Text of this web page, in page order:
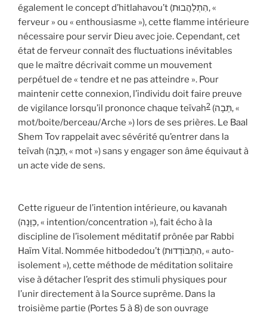
également le concept d’hitlahavou’t (הִתְלַהֲבוּת, «
ferveur » ou « enthousiasme »), cette flamme intérieure
nécessaire pour servir Dieu avec joie. Cependant, cet
état de ferveur connaît des fluctuations inévitables
que le maître décrivait comme un mouvement
perpétuel de « tendre et ne pas atteindre ». Pour
maintenir cette connexion, l’individu doit faire preuve
de vigilance lorsqu’il prononce chaque teïvah2 (תֵּבָה, «
mot/boite/berceau/Arche ») lors de ses prières. Le Baal
Shem Tov rappelait avec sévérité qu’entrer dans la
teïvah (תֵּבָה, « mot ») sans y engager son âme équivaut à
un acte vide de sens.
Cette rigueur de l’intention intérieure, ou kavanah
(כַּוָּנָה, « intention/concentration »), fait écho à la
discipline de l’isolement méditatif prônée par Rabbi
Haïm Vital. Nommée hitbodedou’t (הִתְבּוֹדְדוּת, « auto-
isolement »), cette méthode de méditation solitaire
vise à détacher l’esprit des stimuli physiques pour
l’unir directement à la Source suprême. Dans la
troisième partie (Portes 5 à 8) de son ouvrage